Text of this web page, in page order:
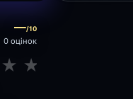
—/10
0 оцінок
★ ★